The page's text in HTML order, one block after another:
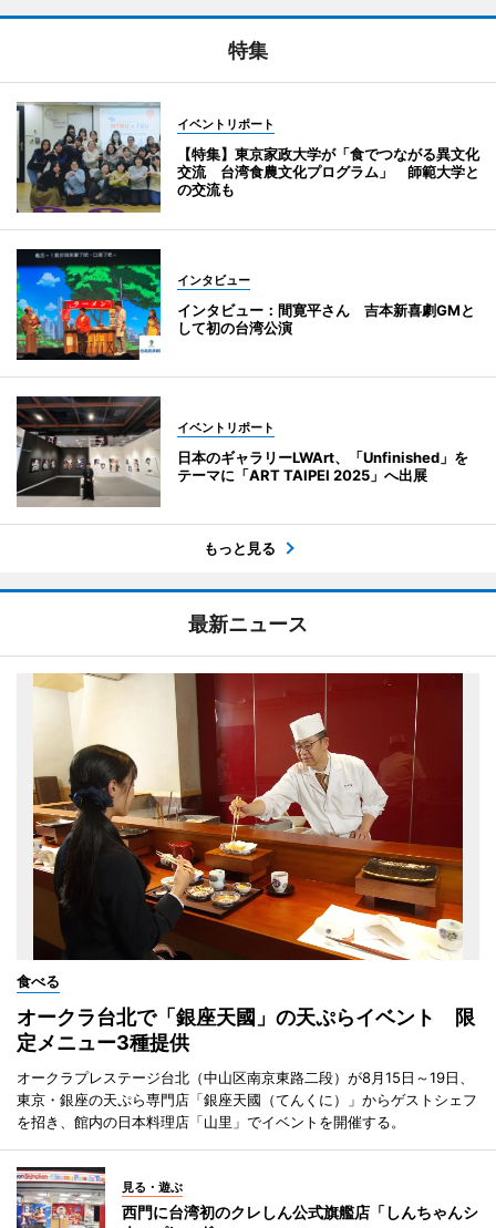
特集
イベントリポート
【特集】東京家政大学が「食でつながる異文化
交流 台湾食農文化プログラム」 師範大学と
の交流も
インタビュー
インタビュー：間寛平さん 吉本新喜劇GMと
して初の台湾公演
イベントリポート
日本のギャラリーLWArt、「Unfinished」を
テーマに「ART TAIPEI 2025」へ出展
もっと見る
最新ニュース
食べる
オークラ台北で「銀座天國」の天ぷらイベント 限
定メニュー3種提供
オークラプレステージ台北（中山区南京東路二段）が8月15日～19日、
東京・銀座の天ぷら専門店「銀座天國（てんくに）」からゲストシェフ
を招き、館内の日本料理店「山里」でイベントを開催する。
見る・遊ぶ
西門に台湾初のクレしん公式旗艦店「しんちゃんシ